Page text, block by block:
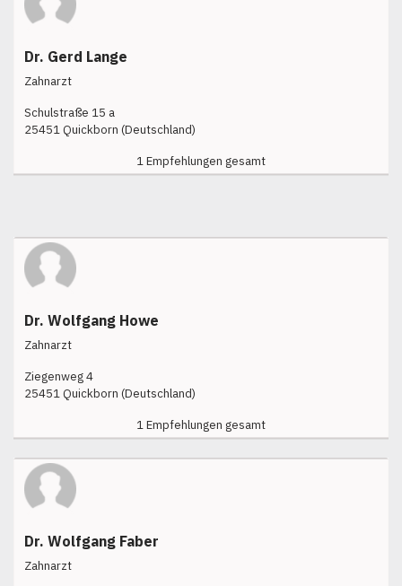
Dr. Gerd Lange
Zahnarzt
Schulstraße 15 a
25451 Quickborn (Deutschland)
1 Empfehlungen gesamt
Dr. Wolfgang Howe
Zahnarzt
Ziegenweg 4
25451 Quickborn (Deutschland)
1 Empfehlungen gesamt
Dr. Wolfgang Faber
Zahnarzt